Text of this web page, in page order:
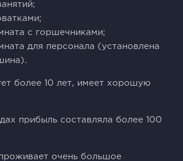
с горшечниками;
для персонала (установлена
более 10 лет, имеет хорошую
прибыль составляла более 100
очень большое